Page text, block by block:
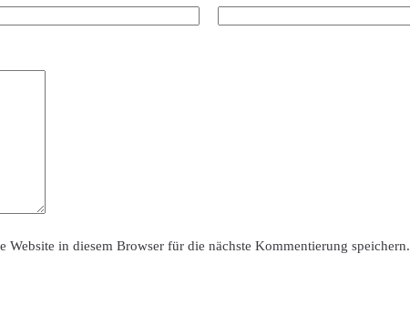
in diesem Browser für die nächste Kommentierung speichern.